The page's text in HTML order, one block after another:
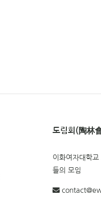
도림회(陶林
이화여자대학
들의 모임